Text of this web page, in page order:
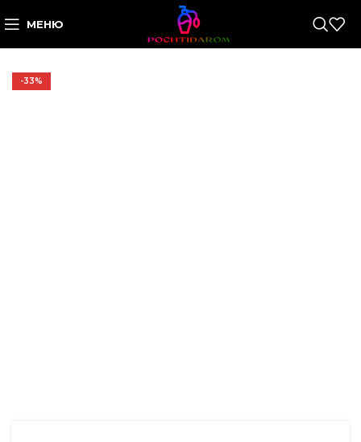
МЕНЮ
-33%